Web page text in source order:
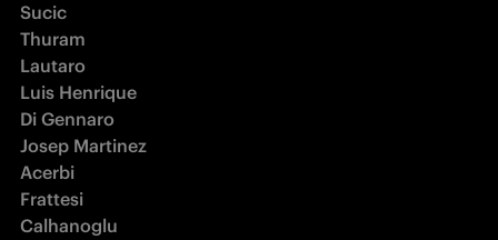
Sucic
Thuram
Lautaro
Luis Henrique
Di Gennaro
Josep Martinez
Acerbi
Frattesi
Calhanoglu